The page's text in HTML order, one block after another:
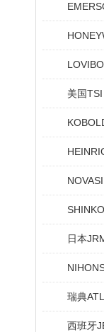
美国TSI
日本
瑞典
西班牙